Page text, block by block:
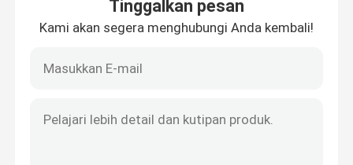
Tinggalkan pesan
Kami akan segera menghubungi Anda kembali!